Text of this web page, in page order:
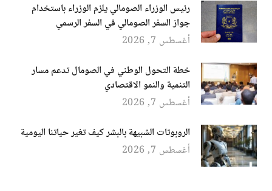
رئيس الوزراء الصومالي يلزم الوزراء باستخدام
جواز السفر الصومالي في السفر الرسمي
أغسطس 7, 2026
خطة التحول الوطني في الصومال تدعم مسار
التنمية والنمو الاقتصادي
أغسطس 7, 2026
الروبوتات الشبيهة بالبشر كيف تغير حياتنا اليومية
أغسطس 7, 2026